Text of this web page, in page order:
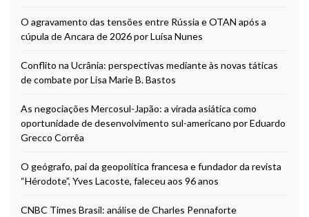
O agravamento das tensões entre Rússia e OTAN após a
cúpula de Ancara de 2026 por Luísa Nunes
Conflito na Ucrânia: perspectivas mediante às novas táticas
de combate por Lisa Marie B. Bastos
As negociações Mercosul-Japão: a virada asiática como
oportunidade de desenvolvimento sul-americano por Eduardo
Grecco Corrêa
O geógrafo, pai da geopolítica francesa e fundador da revista
“Hérodote”, Yves Lacoste, faleceu aos 96 anos
CNBC Times Brasil: análise de Charles Pennaforte